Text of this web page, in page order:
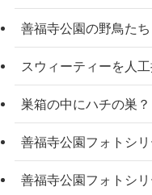
善福寺公園の野鳥たち
スウィーティーを人
巣箱の中にハチの巣？
善福寺公園フォトシ
善福寺公園フォトシ